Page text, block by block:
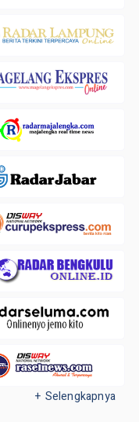
+ Selengkapnya